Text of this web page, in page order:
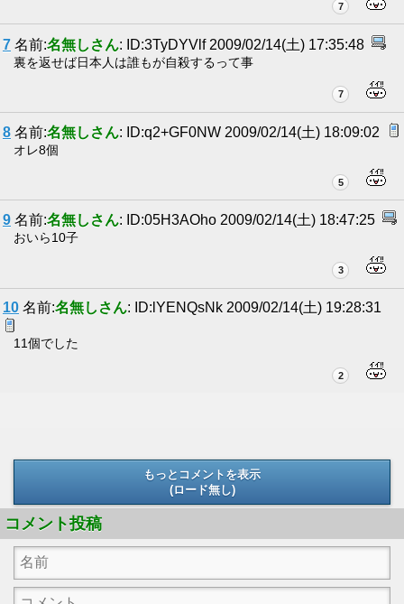
7
7 名前:名無しさん: ID:3TyDYVlf 2009/02/14(土) 17:35:48
裏を返せば日本人は誰もが自殺するって事
7
8 名前:名無しさん: ID:q2+GF0NW 2009/02/14(土) 18:09:02
オレ8個
5
9 名前:名無しさん: ID:05H3AOho 2009/02/14(土) 18:47:25
おいら10子
3
10 名前:名無しさん: ID:lYENQsNk 2009/02/14(土) 19:28:31
11個でした
2
もっとコメントを表示
(ロード無し)
コメント投稿